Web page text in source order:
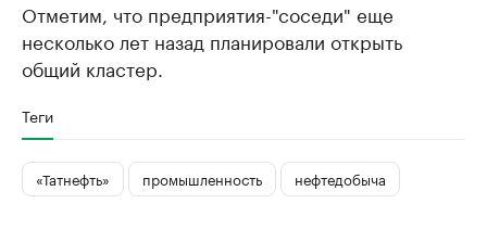
Отметим, что предприятия-"соседи" еще
несколько лет назад планировали открыть
общий кластер.
Теги
«Татнефть» промышленность нефтедобыча